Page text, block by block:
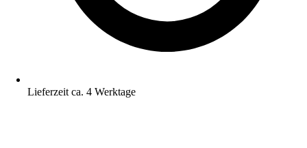
Lieferzeit ca. 4 Werktage